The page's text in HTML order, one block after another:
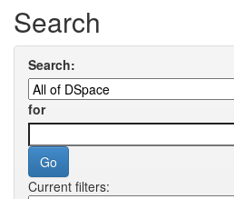
Search
Search:
for
Current filters: